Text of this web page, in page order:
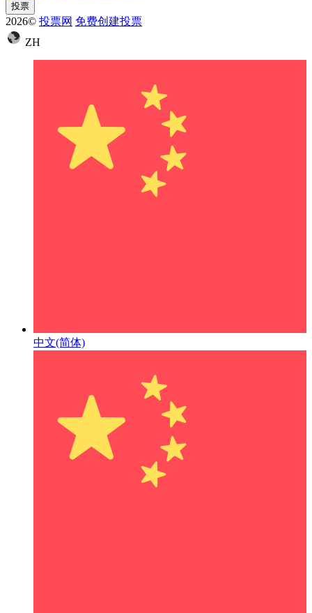
投票
2026© 投票网 免费创建投票
ZH
中文(简体)